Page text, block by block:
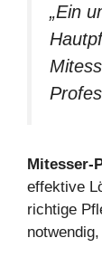
„Ein
Mitesser-
effektive
richtige